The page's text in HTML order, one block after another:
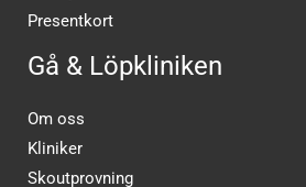
Presentkort
Gå & Löpkliniken
Om oss
Kliniker
Skoutprovning